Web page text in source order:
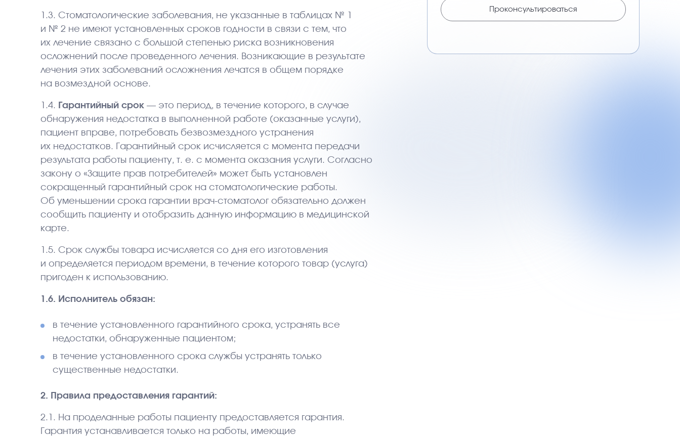
1.3. Стоматологические заболевания, не указанные в таблицах № 1
и № 2 не имеют установленных сроков годности в связи с тем, что
их лечение связано с большой степенью риска возникновения
осложнений после проведенного лечения. Возникающие в результате
лечения этих заболеваний осложнения лечатся в общем порядке
на возмездной основе.
1.4. Гарантийный срок — это период, в течение которого, в случае
обнаружения недостатка в выполненной работе (оказанные услуги),
пациент вправе, потребовать безвозмездного устранения
их недостатков. Гарантийный срок исчисляется с момента передачи
результата работы пациенту, т. е. с момента оказания услуги. Согласно
закону о «Защите прав потребителей» может быть установлен
сокращенный гарантийный срок на стоматологические работы.
Об уменьшении срока гарантии врач-стоматолог обязательно должен
сообщить пациенту и отобразить данную информацию в медицинской
карте.
1.5. Срок службы товара исчисляется со дня его изготовления
и определяется периодом времени, в течение которого товар (услуга)
пригоден к использованию.
1.6. Исполнитель обязан:
в течение установленного гарантийного срока, устранять все
недостатки, обнаруженные пациентом;
в течение установленного срока службы устранять только
существенные недостатки.
2. Правила предоставления гарантий:
2.1. На проделанные работы пациенту предоставляется гарантия.
Гарантия устанавливается только на работы, имеющие
Проконсультироваться